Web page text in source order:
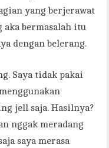
yang berjerawat
aka bermasalah itu
dengan belerang.
Saya tidak pakai
jell saja. Hasilnya?
nggak meradang
saya merasa